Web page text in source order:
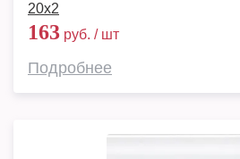
20x2
163 руб. / шт
Подробнее